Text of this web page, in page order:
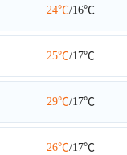
24℃/16℃
25℃/17℃
29℃/17℃
26℃/17℃